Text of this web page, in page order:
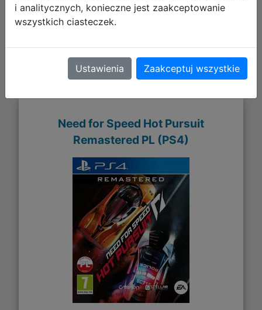
Galeria zdjęć
Need for Speed Hot Pursuit
Remastered PL (PS4)
i analitycznych, konieczne jest zaakceptowanie
wszystkich ciasteczek.
Ustawienia Zaakceptuj wszystkie